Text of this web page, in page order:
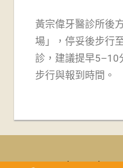
黃宗偉牙醫診所後
場」， 停妥後步行
診，建議提早5–10
步行與報到時間。
WordPress